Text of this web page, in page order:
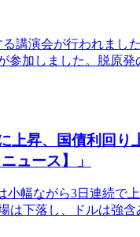
講演会が行われまし
参加しました。脱原
上昇、国債利回
ュース】」
小幅ながら3日連続で
は下落し、ドルは強